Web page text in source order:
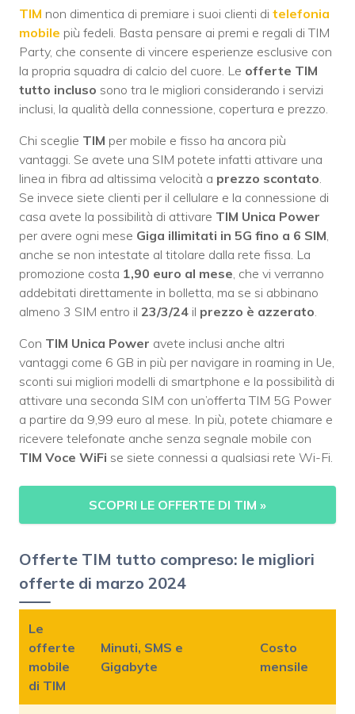
TIM non dimentica di premiare i suoi clienti di telefonia
mobile più fedeli. Basta pensare ai premi e regali di TIM
Party, che consente di vincere esperienze esclusive con
la propria squadra di calcio del cuore. Le offerte TIM
tutto incluso sono tra le migliori considerando i servizi
inclusi, la qualità della connessione, copertura e prezzo.
Chi sceglie TIM per mobile e fisso ha ancora più
vantaggi. Se avete una SIM potete infatti attivare una
linea in fibra ad altissima velocità a prezzo scontato.
Se invece siete clienti per il cellulare e la connessione di
casa avete la possibilità di attivare TIM Unica Power
per avere ogni mese Giga illimitati in 5G fino a 6 SIM,
anche se non intestate al titolare dalla rete fissa. La
promozione costa 1,90 euro al mese, che vi verranno
addebitati direttamente in bolletta, ma se si abbinano
almeno 3 SIM entro il 23/3/24 il prezzo è azzerato.
Con TIM Unica Power avete inclusi anche altri
vantaggi come 6 GB in più per navigare in roaming in Ue,
sconti sui migliori modelli di smartphone e la possibilità di
attivare una seconda SIM con un’offerta TIM 5G Power
a partire da 9,99 euro al mese. In più, potete chiamare e
ricevere telefonate anche senza segnale mobile con
TIM Voce WiFi se siete connessi a qualsiasi rete Wi-Fi.
SCOPRI LE OFFERTE DI TIM »
Offerte TIM tutto compreso: le migliori
offerte di marzo 2024
Le
offerte
mobile
di TIM
Minuti, SMS e
Gigabyte
Costo
mensile